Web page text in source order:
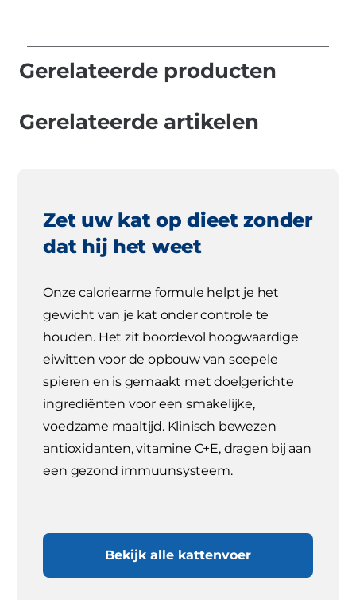
Gerelateerde producten
Gerelateerde artikelen
Zet uw kat op dieet zonder
dat hij het weet
Onze caloriearme formule helpt je het
gewicht van je kat onder controle te
houden. Het zit boordevol hoogwaardige
eiwitten voor de opbouw van soepele
spieren en is gemaakt met doelgerichte
ingrediënten voor een smakelijke,
voedzame maaltijd. Klinisch bewezen
antioxidanten, vitamine C+E, dragen bij aan
een gezond immuunsysteem.
Bekijk alle kattenvoer